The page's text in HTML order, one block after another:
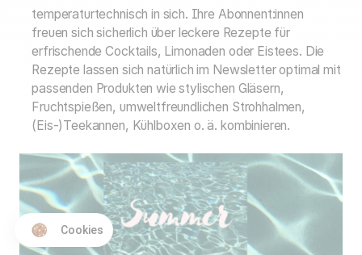
Cookies
temperaturtechnisch in sich. Ihre Abonnent:innen
freuen sich sicherlich über leckere Rezepte für
erfrischende Cocktails, Limonaden oder Eistees. Die
Rezepte lassen sich natürlich im Newsletter optimal mit
passenden Produkten wie stylischen Gläsern,
Fruchtspießen, umweltfreundlichen Strohhalmen,
(Eis-)Teekannen, Kühlboxen o. ä. kombinieren.